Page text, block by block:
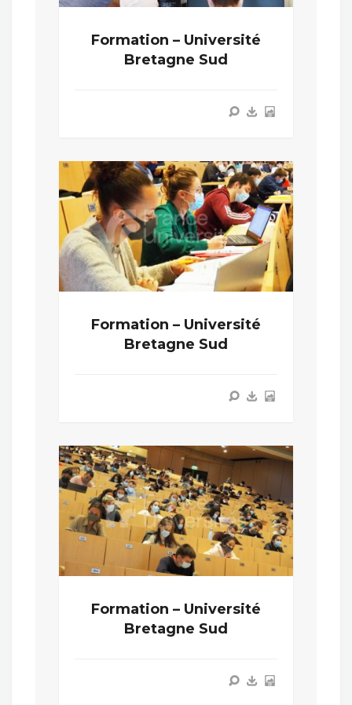
Formation – Université
Bretagne Sud
Formation – Université
Bretagne Sud
Formation – Université
Bretagne Sud